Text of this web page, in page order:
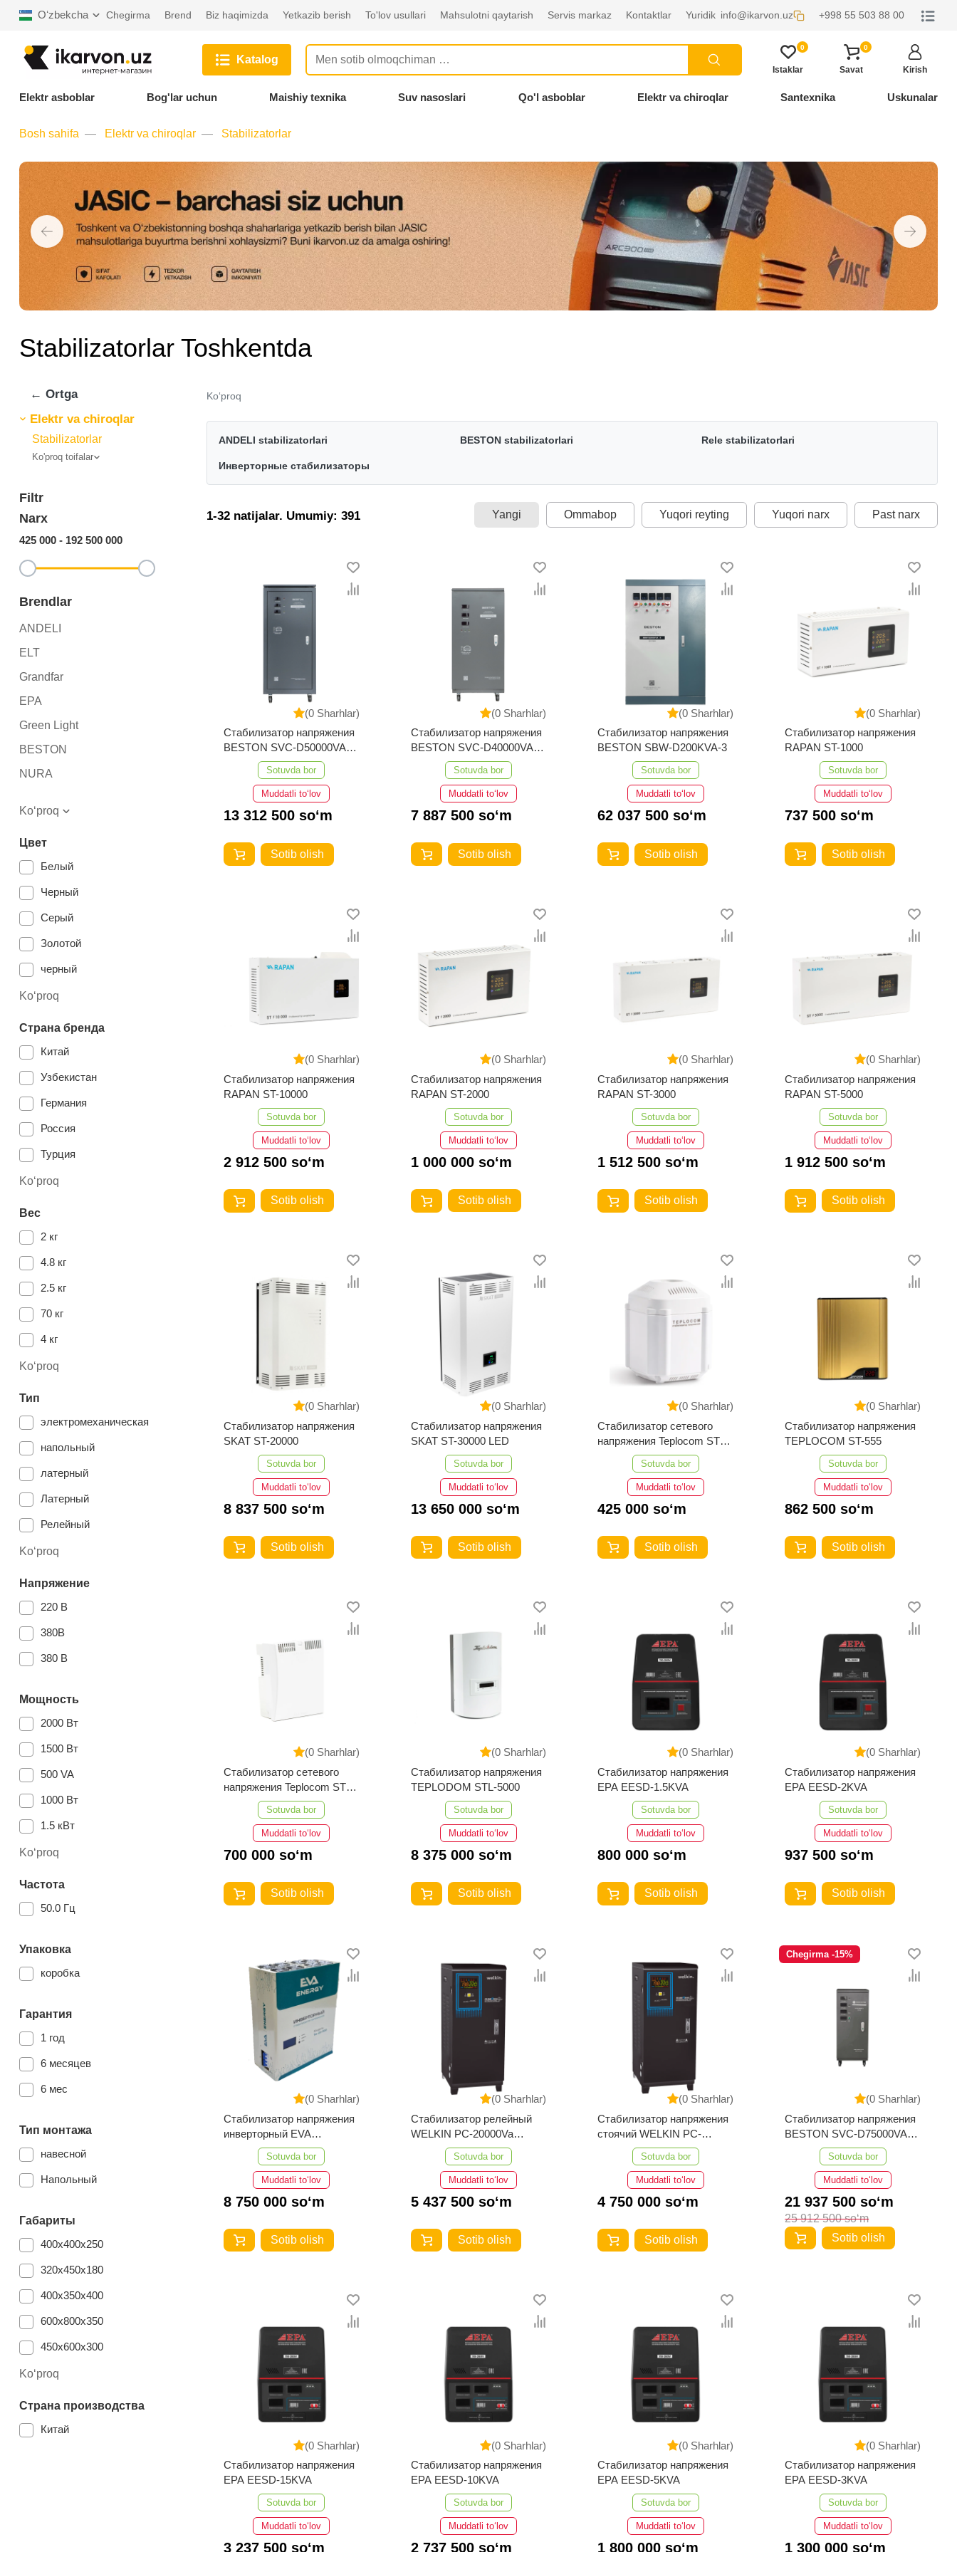
Oʻzbekcha Chegirma Brend Biz haqimizda Yetkazib berish To'lov usullari Mahsulotni qaytarish Servis markaz Kontaktlar Yuridik info@ikarvon.uz +998 55 503 88 00
Katalog
0
Istaklar
0
Savat Kirish
Elektr asboblar Bog'lar uchun Maishiy texnika Suv nasoslari Qo'l asboblar Elektr va chiroqlar Santexnika Uskunalar
Bosh sahifa Elektr va chiroqlar Stabilizatorlar
Stabilizatorlar Toshkentda
← Ortga
Elektr va chiroqlar
Stabilizatorlar
Ko'proq toifalar
Filtr
Narx
425 000 - 192 500 000
Brendlar
ANDELI
ELT
Grandfar
EPA
Green Light
BESTON
NURA
Teplocom
SKAT
РЕСАНТА
GIDROX
Welkin
delta
Ko‘proq
Цвет
Белый
Черный
Серый
Золотой
черный
Ko‘proq
Страна бренда
Китай
Узбекистан
Германия
Россия
Турция
Россия
Узбекистан
Ko‘proq
Вес
2 кг
4.8 кг
2.5 кг
70 кг
4 кг
2.4 кг
120 кг
16 кг
28,48 кг
8.3 кг
36 кг
Ko‘proq
Тип
электромеханическая
напольный
латерный
Латерный
Релейный
электромеханический
Ko‘proq
Напряжение
220 В
380В
380 В
Мощность
2000 Вт
1500 Вт
500 VA
1000 Вт
1.5 кВт
0.5 кВт
3000 Вт
Ko‘proq
Частота
50.0 Гц
Упаковка
коробка
Гарантия
1 год
6 месяцев
6 мес
Тип монтажа
навесной
Напольный
Габариты
400х400х250
320х450х180
400х350х400
600х800х350
450х600х300
900х600х350
450х650х250
Ko‘proq
Страна производства
Китай
Ko‘proq
ANDELI stabilizatorlari BESTON stabilizatorlari Rele stabilizatorlari
Инверторные стабилизаторы
1-32 natijalar. Umumiy: 391 Yangi Ommabop Yuqori reyting Yuqori narx Past narx
(0 Sharhlar)
Стабилизатор напряжения
BESTON SVC-D50000VA
110-250V Bypass
Sotuvda bor
Muddatli to‘lov
13 312 500 so‘m
Sotib olish
(0 Sharhlar)
Стабилизатор напряжения
BESTON SVC-D40000VA
110-250V Bypass
Sotuvda bor
Muddatli to‘lov
7 887 500 so‘m
Sotib olish
(0 Sharhlar)
Стабилизатор напряжения
BESTON SBW-D200KVA-3
Sotuvda bor
Muddatli to‘lov
62 037 500 so‘m
Sotib olish
(0 Sharhlar)
Стабилизатор напряжения
RAPAN ST-1000
Sotuvda bor
Muddatli to‘lov
737 500 so‘m
Sotib olish
(0 Sharhlar)
Стабилизатор напряжения
RAPAN ST-10000
Sotuvda bor
Muddatli to‘lov
2 912 500 so‘m
Sotib olish
(0 Sharhlar)
Cтабилизатор напряжения
RAPAN ST-2000
Sotuvda bor
Muddatli to‘lov
1 000 000 so‘m
Sotib olish
(0 Sharhlar)
Cтабилизатор напряжения
RAPAN ST-3000
Sotuvda bor
Muddatli to‘lov
1 512 500 so‘m
Sotib olish
(0 Sharhlar)
Cтабилизатор напряжения
RAPAN ST-5000
Sotuvda bor
Muddatli to‘lov
1 912 500 so‘m
Sotib olish
(0 Sharhlar)
Стабилизатор напряжения
SKAT ST-20000
Sotuvda bor
Muddatli to‘lov
8 837 500 so‘m
Sotib olish
(0 Sharhlar)
Стабилизатор напряжения
SKAT ST-30000 LED
Sotuvda bor
Muddatli to‘lov
13 650 000 so‘m
Sotib olish
(0 Sharhlar)
Стабилизатор сетевого
напряжения Teplocom ST-
222/500
Sotuvda bor
Muddatli to‘lov
425 000 so‘m
Sotib olish
(0 Sharhlar)
Стабилизатор напряжения
TEPLOCOM ST-555
Sotuvda bor
Muddatli to‘lov
862 500 so‘m
Sotib olish
(0 Sharhlar)
Стабилизатор сетевого
напряжения Teplocom ST-
Sotuvda bor
Muddatli to‘lov
700 000 so‘m
Sotib olish
(0 Sharhlar)
Стабилизатор напряжения
TEPLODOM STL-5000
Sotuvda bor
Muddatli to‘lov
8 375 000 so‘m
Sotib olish
(0 Sharhlar)
Стабилизатор напряжения
EPA EESD-1.5KVA
Sotuvda bor
Muddatli to‘lov
800 000 so‘m
Sotib olish
(0 Sharhlar)
Стабилизатор напряжения
EPA EESD-2KVA
Sotuvda bor
Muddatli to‘lov
937 500 so‘m
Sotib olish
(0 Sharhlar)
Стабилизатор напряжения
инверторный EVA
ENERGY ТИ-20000
Sotuvda bor
Muddatli to‘lov
8 750 000 so‘m
Sotib olish
(0 Sharhlar)
Стабилизатор релейный
WELKIN PC-20000Va
стоячий
Sotuvda bor
Muddatli to‘lov
5 437 500 so‘m
Sotib olish
(0 Sharhlar)
Стабилизатор напряжения
стоячий WELKIN PC-
TWR15000Va
Sotuvda bor
Muddatli to‘lov
4 750 000 so‘m
Sotib olish
(0 Sharhlar)
Chegirma -15%
Стабилизатор напряжения
BESTON SVC-D75000VA-3
190-430V
Sotuvda bor
Muddatli to‘lov
21 937 500 so‘m
25 912 500 so‘m
Sotib olish
(0 Sharhlar)
Стабилизатор напряжения
EPA EESD-15KVA
Sotuvda bor
Muddatli to‘lov
3 237 500 so‘m
(0 Sharhlar)
Стабилизатор напряжения
EPA EESD-10KVA
Sotuvda bor
Muddatli to‘lov
2 737 500 so‘m
(0 Sharhlar)
Стабилизатор напряжения
EPA EESD-5KVA
Sotuvda bor
Muddatli to‘lov
1 800 000 so‘m
(0 Sharhlar)
Стабилизатор напряжения
EPA EESD-3KVA
Sotuvda bor
Muddatli to‘lov
1 300 000 so‘m